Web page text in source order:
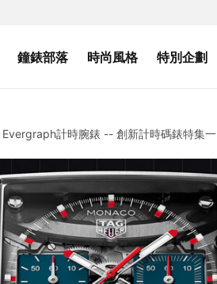
鐘錶部落 時尚風格 特別企劃
計時腕錶 -- 創新計時碼錶特集一